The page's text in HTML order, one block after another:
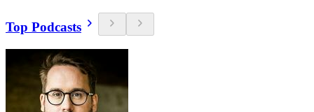
Top Podcasts